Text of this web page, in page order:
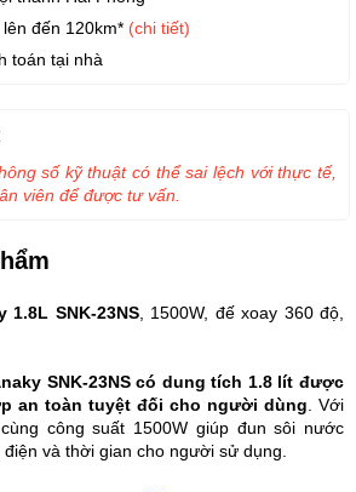
đến 120km* (chi tiết)
toán tại nhà
1.8L SNK-23NS, 1500W, đế xoay 360 độ,
SNK-23NS có dung tích 1.8 lít được
an toàn tuyệt đối cho người dùng . Với
công suất 1500W giúp đun sôi nước
và thời gian cho người sử dụng.
số kỹ thuật có thể sai lệch với thực tế,
viên để được tư vấn.